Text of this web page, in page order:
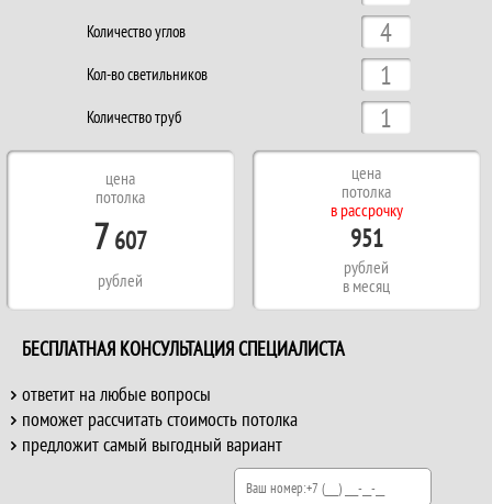
Количество углов
Кол-во светильников
Количество труб
цена
потолка
7 607
рублей
цена
потолка
в рассрочку
951
рублей
в месяц
БЕСПЛАТНАЯ КОНСУЛЬТАЦИЯ СПЕЦИАЛИСТА
ответит на любые вопросы
поможет рассчитать стоимость потолка
предложит самый выгодный вариант